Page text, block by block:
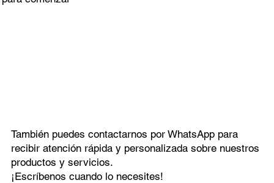
También puedes contactarnos por WhatsApp para
recibir atención rápida y personalizada sobre nuestros
productos y servicios.
¡Escríbenos cuando lo necesites!